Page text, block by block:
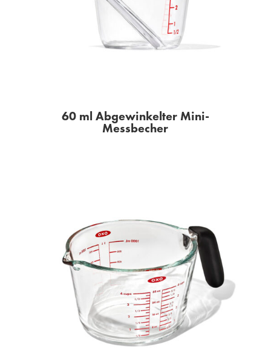
60 ml Abgewinkelter Mini-
Messbecher